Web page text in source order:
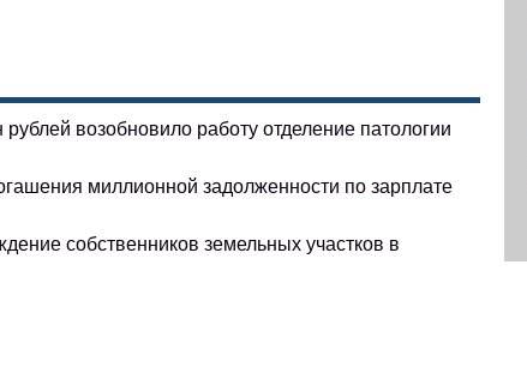
возобновило работу отделение патологии
миллионной задолженности по зарплате
собственников земельных участков в